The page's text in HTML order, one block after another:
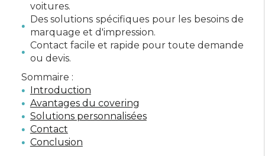
voitures.
Des solutions spécifiques pour les besoins de
marquage et d'impression.
Contact facile et rapide pour toute demande
ou devis.
Sommaire :
Introduction
Avantages du covering
Solutions personnalisées
Contact
Conclusion